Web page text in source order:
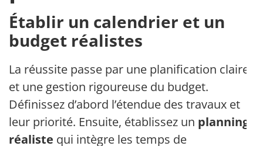
Établir un calendrier et un
budget réalistes
La réussite passe par une planification claire
et une gestion rigoureuse du budget.
Définissez d’abord l’étendue des travaux et
leur priorité. Ensuite, établissez un planning
réaliste qui intègre les temps de